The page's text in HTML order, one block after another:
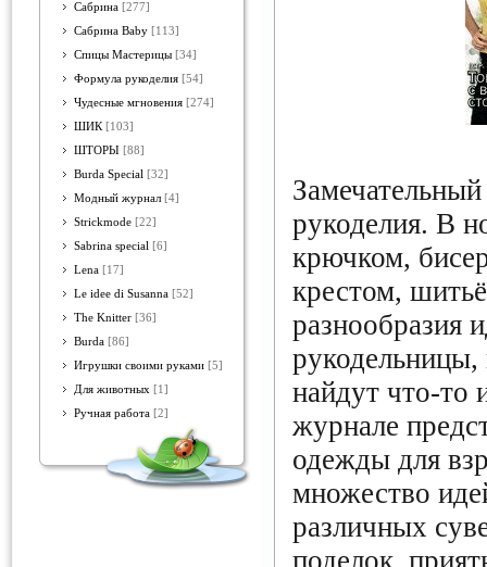
Сабрина [277]
Сабрина Baby [113]
Спицы Мастерицы [34]
Формула рукоделия [54]
Чудесные мгновения [274]
ШИК [103]
ШТОРЫ [88]
Burda Special [32]
Модный журнал [4]
Strickmode [22]
Sabrina special [6]
Lena [17]
Le idee di Susanna [52]
The Knitter [36]
Burda [86]
Игрушки своими руками [5]
Для животных [1]
Ручная работа [2]
рукоделия. В
крючком,
крестом,
разнообразия
найдут что-то
журнале
одежды для
множество
различных
поделок,